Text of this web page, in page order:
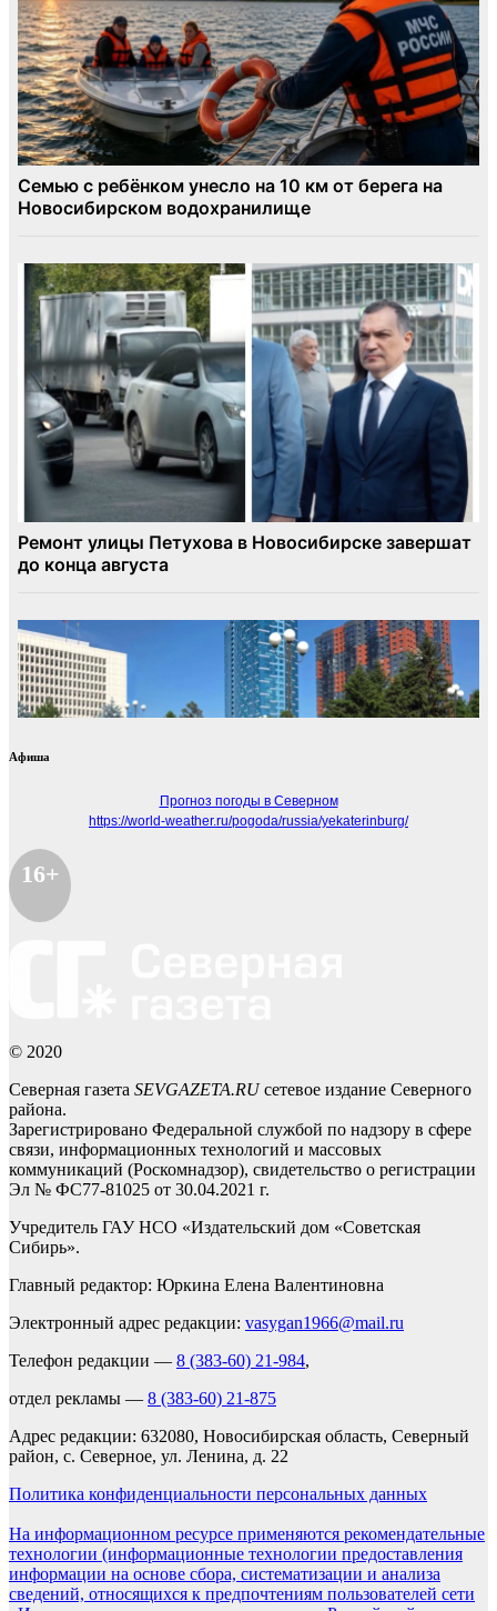
Афиша
Прогноз погоды в Северном
https://world-weather.ru/pogoda/russia/yekaterinburg/
16+
© 2020
Северная газета SEVGAZETA.RUсетевое издание Северного
района.
Зарегистрировано Федеральной службой по надзору в сфере
связи, информационных технологий и массовых
коммуникаций (Роскомнадзор), свидетельство о регистрации
Эл № ФС77-81025 от 30.04.2021 г.
Учредитель ГАУ НСО «Издательский дом «Советская
Сибирь».
Главный редактор: Юркина Елена Валентиновна
Электронный адрес редакции: vasygan1966@mail.ru
Телефон редакции — 8 (383-60) 21-984,
отдел рекламы — 8 (383-60) 21-875
Адрес редакции: 632080, Новосибирская область, Северный
район, с. Северное, ул. Ленина, д. 22
Политика конфиденциальности персональных данных
На информационном ресурсе применяются рекомендательные
технологии (информационные технологии предоставления
информации на основе сбора, систематизации и анализа
сведений, относящихся к предпочтениям пользователей сети